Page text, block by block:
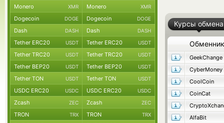
Курсы обмена
Обменник
GeekChange
CyberMoney
CoolCoin
CoinCat
AlfaBit
Monero XMR Monero XMR
Dogecoin DOGE Dogecoin DOGE
Dash DASH Dash DASH
Tether ERC20 USDT Tether ERC20 USDT
Tether TRC20 USDT Tether TRC20 USDT
Tether BEP20 USDT Tether BEP20 USDT
Tether TON USDT Tether TON USDT
USDC ERC20 USDC USDC ERC20 USDC
Zcash ZEC Zcash ZEC
TRON TRX TRON TRX